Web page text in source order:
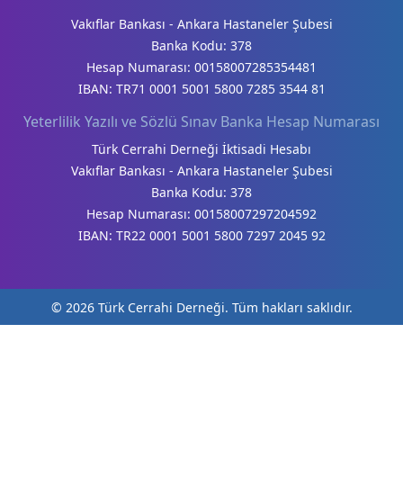
Vakıflar Bankası - Ankara Hastaneler Şubesi
Banka Kodu: 378
Hesap Numarası: 00158007285354481
IBAN: TR71 0001 5001 5800 7285 3544 81
Yeterlilik Yazılı ve Sözlü Sınav Banka Hesap Numarası
Türk Cerrahi Derneği İktisadi Hesabı
Vakıflar Bankası - Ankara Hastaneler Şubesi
Banka Kodu: 378
Hesap Numarası: 00158007297204592
IBAN: TR22 0001 5001 5800 7297 2045 92
© 2026 Türk Cerrahi Derneği. Tüm hakları saklıdır.